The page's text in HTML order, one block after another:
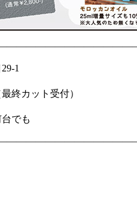
1
終カット受付）
でも